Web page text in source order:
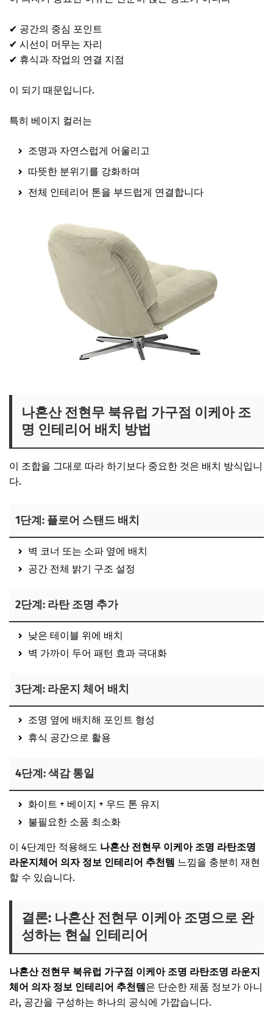
✔ 공간의 중심 포인트
✔ 시선이 머무는 자리
✔ 휴식과 작업의 연결 지점
이 되기 때문입니다.
특히 베이지 컬러는
조명과 자연스럽게 어울리고
따뜻한 분위기를 강화하며
전체 인테리어 톤을 부드럽게 연결합니다
나혼산 전현무 북유럽 가구점 이케아 조
명 인테리어 배치 방법
이 조합을 그대로 따라 하기보다 중요한 것은 배치 방식입니
다.
1단계: 플로어 스탠드 배치
벽 코너 또는 소파 옆에 배치
공간 전체 밝기 구조 설정
2단계: 라탄 조명 추가
낮은 테이블 위에 배치
벽 가까이 두어 패턴 효과 극대화
3단계: 라운지 체어 배치
조명 옆에 배치해 포인트 형성
휴식 공간으로 활용
4단계: 색감 통일
화이트 + 베이지 + 우드 톤 유지
불필요한 소품 최소화
이 4단계만 적용해도 나혼산 전현무 이케아 조명 라탄조명
라운지체어 의자 정보 인테리어 추천템 느낌을 충분히 재현
할 수 있습니다.
결론: 나혼산 전현무 이케아 조명으로 완
성하는 현실 인테리어
나혼산 전현무 북유럽 가구점 이케아 조명 라탄조명 라운지
체어 의자 정보 인테리어 추천템은 단순한 제품 정보가 아니
라, 공간을 구성하는 하나의 공식에 가깝습니다.